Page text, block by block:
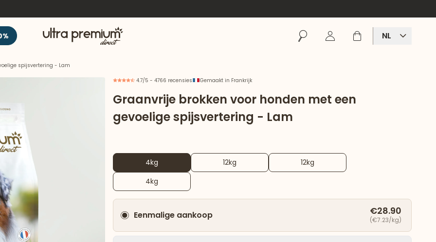
Welkom Zoeken Inloggen Winkelmand
NL
spijsvertering - Lam
4.7/5 - 4766 recensies Gemaakt in Frankrijk
Graanvrije brokken voor honden met een
gevoelige spijsvertering - Lam
4kg 12kg
12kg
4kg
Eenmalige aankoop €28.90
(€7.23/kg)